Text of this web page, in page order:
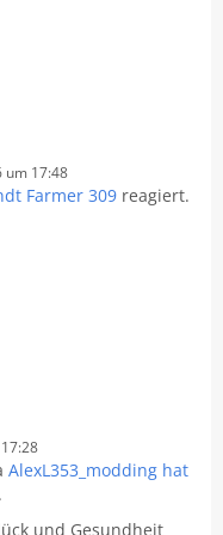
wie es sich in
jemand Meine
nicht drauf
da anders aus ?
um 17:48
Farmer 309 reagiert.
AlexL353_modding hat
und Gesundheit